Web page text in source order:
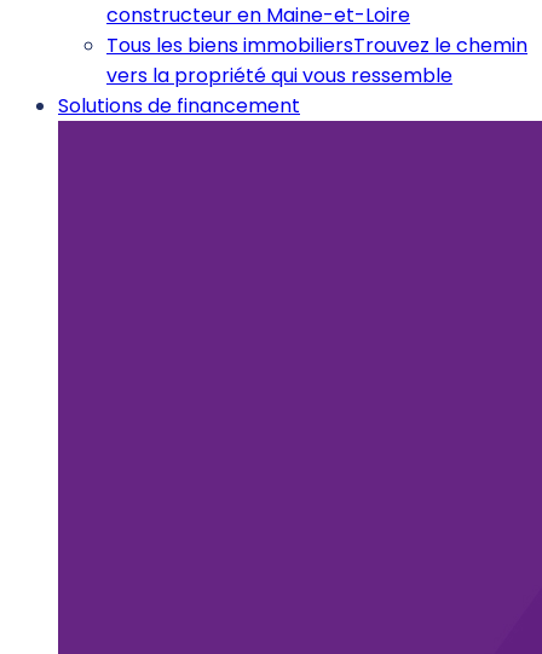
constructeur en Maine-et-Loire
Tous les biens immobiliersTrouvez le chemin
vers la propriété qui vous ressemble
Solutions de financement